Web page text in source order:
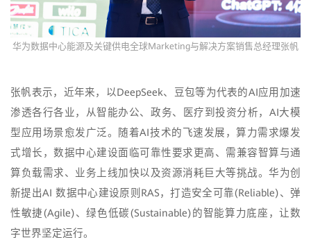
华为数据中心能源及关键供电全球Marketing与解决方案销售总经理张帆
张帆表示，近年来，以DeepSeek、豆包等为代表的AI应用加速
渗透各行各业，从智能办公、政务、医疗到投资分析，AI大模
型应用场景愈发广泛。随着AI技术的飞速发展，算力需求爆发
式增长，数据中心建设面临可靠性要求更高、需兼容智算与通
算负载需求、业务上线加快以及资源消耗巨大等挑战。华为创
新提出AI 数据中心建设原则RAS，打造安全可靠(Reliable)、弹
性敏捷(Agile)、绿色低碳(Sustainable)的智能算力底座，让数
字世界坚定运行。